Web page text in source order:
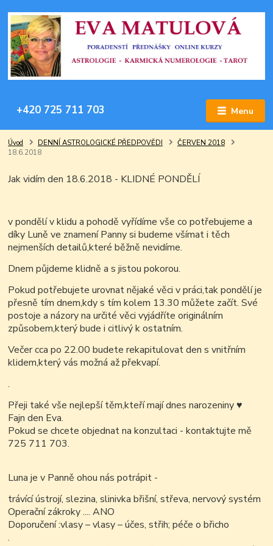
Menu
+420 725 711 703
Úvod DENNÍ ASTROLOGICKÉ PŘEDPOVĚDI
ČERVEN 2018
18.6.2018
Jak vidím den 18.6.2018 - KLIDNÉ PONDĚLÍ
v pondělí v klidu a pohodě vyřídíme vše co potřebujeme a
díky Luně ve znamení Panny si budeme všímat i těch
nejmenších detailů,které běžně nevidíme.
Dnem půjdeme klidně a s jistou pokorou.
Pokud potřebujete urovnat nějaké věci v práci,tak pondělí je
přesně tím dnem,kdy s tím kolem 13.30 můžete začít. Své
postoje a názory na určité věci vyjádříte originálním
způsobem,který bude i citlivý k ostatním.
Večer cca po 22.00 budete rekapitulovat den s vnitřním
klidem,který vás možná až překvapí.
.
Přeji také vše nejlepší těm,kteří mají dnes narozeniny♥
Fajn den Eva.
Pokud se chcete objednat na konzultaci - kontaktujte mě
725 711 703.
Luna je v Panně ohou nás potrápit -
trávící ústrojí, slezina, slinivka břišní, střeva, nervový systém
Operační zákroky .... ANO
Doporučení :vlasy – vlasy – účes, střih; péče o břicho
.